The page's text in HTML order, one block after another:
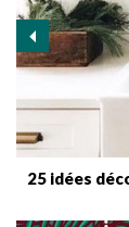
25 idées